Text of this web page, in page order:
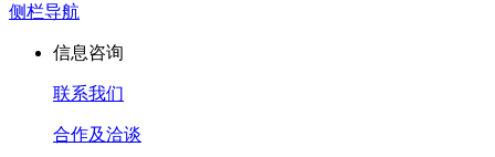
侧栏导航
信息咨询
联系我们
合作及洽谈